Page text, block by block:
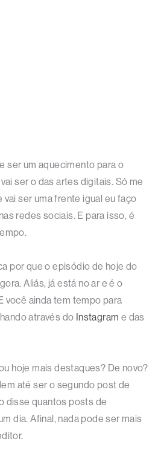
ser um aquecimento para o
ser o das artes digitais. Só me
vai ser uma frente igual eu faço
redes sociais. E para isso, é
por que o episódio de hoje do
Aliás, já está no ar e é o
você ainda tem tempo para
através do Instagram e das
hoje mais destaques? De novo?
até ser o segundo post de
disse quantos posts de
dia. Afinal, nada pode ser mais